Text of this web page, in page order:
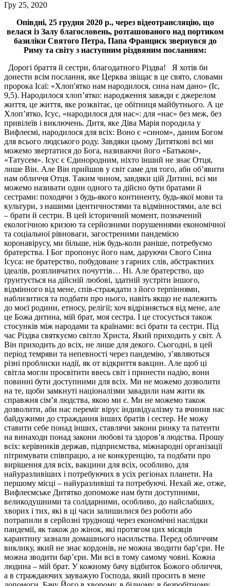
Гру 25, 2020
Опівдні, 25 грудня 2020 р., через відеотрансляцію, що
велася із Залу благословень, розташованого над портиком
базиліки Святого Петра, Папа Франциск звернувся до
Риму та світу з наступним різдвяним посланням:
Дорогі браття й сестри, благодатного Різдва! Я хотів би
донести всім послання, яке Церква звіщає в це свято, словами
пророка Ісаї: «Хлоп'ятко нам народилося, сина нам дано» (Іс,
9,5). Народилося хлоп’ятко: народження завжди є джерелом
життя, це життя, яке розквітає, це обітниця майбутнього. А це
Хлоп’ятко, Ісус, «народилося для нас»: для «нас» без меж, без
привілеїв і виключень. Дитя, яке Діва Марія породила у
Вифлеємі, народилося для всіх: Воно є «сином», даним Богом
для всього людського роду. Завдяки цьому Дитяткові всі ми
можемо звертатися до Бога, називаючи його «Батьком»,
«Татусем». Ісус є Єдинородним, ніхто інший не знає Отця,
лише Він. Але Він прийшов у світ саме для того, аби об’явити
нам обличчя Отця. Таким чином, завдяки цій Дитині, всі ми
можемо називати один одного та дійсно бути братами й
сестрами: походячи з будь-якого континенту, будь-якої мови та
культури, з нашими ідентичностями та відмінностями, але всі
– брати й сестри. В цей історичний момент, позначений
екологічною кризою та серйозними порушеннями економічної
та соціальної рівноваги, загостреними пандемією
коронавірусу, ми більше, ніж будь-коли раніше, потребуємо
братерства. І Бог пропонує його нам, даруючи Свого Сина
Ісуса: не братерство, побудоване з гарних слів, абстрактних
ідеалів, розпливчатих почуттів… Ні. Але братерство, що
ґрунтується на дійсній любові, здатній зустріти іншого,
відмінного від мене, спів-страждати з його терпіннями,
наблизитися та подбати про нього, навіть якщо не належить
до моєї родини, етносу, релігії; хоч відрізняється від мене, але
це Божа дитина, мій брат, моя сестра. І це стосується також
стосунків між народами та країнами: всі брати та сестри. Під
час Різдва святкуємо світло Христа, Який приходить у світ. А
Він приходить до всіх, не лише для декого. Сьогодні, в цей
період темряви та непевності через пандемію, з’являються
різні проблиски надії, як от відкриття вакцин. Але щоб ці
світла могли просвітити ввесь світ і принести надію, вони
повинні бути доступними для всіх. Ми не можемо дозволити
на те, щоби замкнуті націоналізми завадили нам жити як
справжня сім’я людства, якою ми є. Ми не можемо також
дозволити, аби нас переміг вірус індивідуалізму та вчинив нас
байдужими до страждання інших братів і сестер. Не можу
ставити себе понад інших, ставлячи закони ринку та патенти
на винаходи понад закони любові та здоров’я людства. Прошу
всіх: керівників держав, підприємства, міжнародні організації
пітримувати співпрацю, а не конкуренцію, та подбати про
вирішення для всіх, вакцини для всіх, особливо, для
найуразливіших і потребуючих в усіх регіонах планети. На
першому місці – найуразливіші та потребуючі. Нехай же, отже,
Вифлеємське Дитятко допоможе нам бути доступними,
великодушними та солідарними, особливо, до найслабших,
хворих і тих, які в ці часи залишилися без роботи або
потрапили в серйозні труднощі через економічні наслідки
пандемії, як також до жінок, які протягом цих місяців
карантину зазнали домашнього насильства. Перед обличчям
виклику, який не знає кордонів, не можна зводити бар’єри. Не
можна зводити бар’єри. Ми всі в тому самому човні. Кожна
людина – мій брат. У кожному бачу відбиток Божого обличчя,
а в страждаючих зауважую Господа, який просить в мене